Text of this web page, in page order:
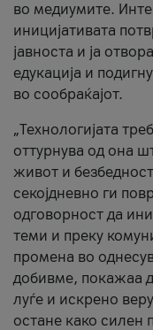
во медиумите.
иницијативата
јавноста и ја
едукација и
во сообраќајот.
„Технологијата
оттурнува од она
живот и
секојдневно ги
одговорност да
теми и преку
промена во
добивме, покажаа
луѓе и искрено
остане како силен